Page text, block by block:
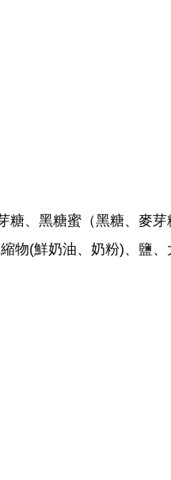
糖、 黑糖蜜（黑糖、麥芽
物(鮮奶油、奶粉)、鹽